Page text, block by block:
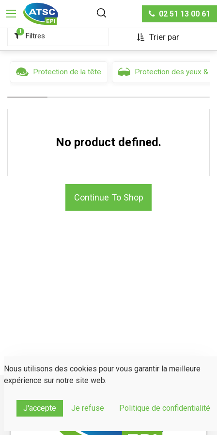
02 51 13 00 61
Protection du corps Vêtements soudage & coupage
1
Filtres Trier par
Protection de la tête Protection des yeux &
No product defined.
Continue To Shop
Nous utilisons des cookies pour vous garantir la meilleure
expérience sur notre site web.
J'accepte Je refuse Politique de confidentialité